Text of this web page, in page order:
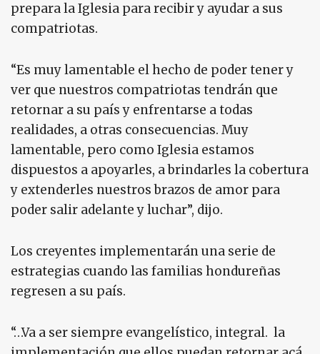
prepara la Iglesia para recibir y ayudar a sus
compatriotas.
“Es muy lamentable el hecho de poder tener y
ver que nuestros compatriotas tendrán que
retornar a su país y enfrentarse a todas
realidades, a otras consecuencias. Muy
lamentable, pero como Iglesia estamos
dispuestos a apoyarles, a brindarles la cobertura
y extenderles nuestros brazos de amor para
poder salir adelante y luchar”, dijo.
Los creyentes implementarán una serie de
estrategias cuando las familias hondureñas
regresen a su país.
“…Va a ser siempre evangelístico, integral. la